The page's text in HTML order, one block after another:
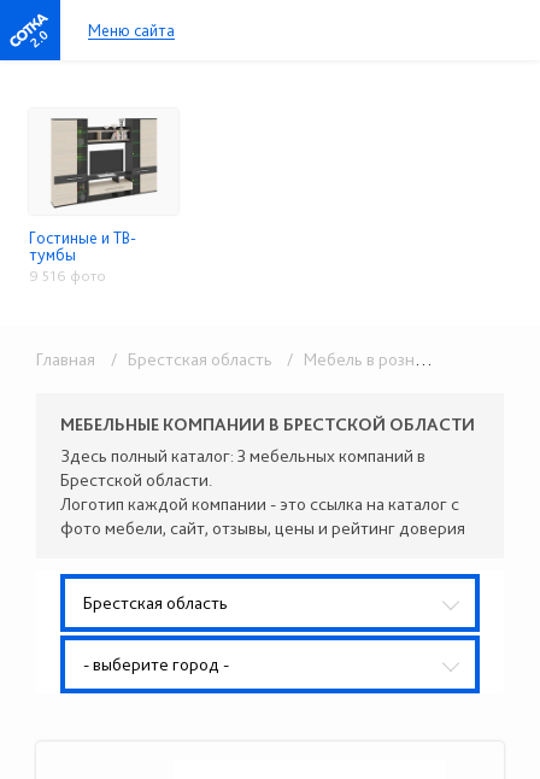
2.0 Меню сайта
Гостиные и ТВ-
тумбы
9 516 фото
Главная / Брестская область / Мебель в розницу
МЕБЕЛЬНЫЕ КОМПАНИИ В БРЕСТСКОЙ ОБЛАСТИ
Здесь полный каталог: 3 мебельных компаний в
Брестской области.
Логотип каждой компании - это ссылка на каталог с
фото мебели, сайт, отзывы, цены и рейтинг доверия
Брестская область
- выберите город -